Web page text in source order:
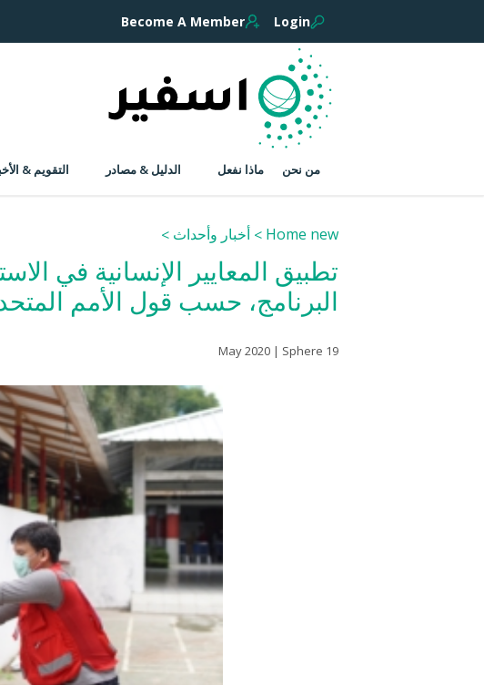
Login
Become A Member
من نحن ماذا نفعل الدليل & مصادر التقويم &
Home new أخبار وأحداث
البرنامج، حسب قول الأمم
19 May 2020 | Sphere